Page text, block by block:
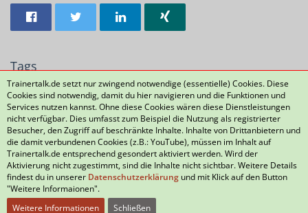
Tags
21
Datenschutzerklärung Kontakt Impressum
Nutzungsbedingungen Häufig gestellte Fragen
Trainertalk.de setzt nur zwingend notwendige (essentielle) Cookies. Diese
Cookies sind notwendig, damit du hier navigieren und die Funktionen und
Services nutzen kannst. Ohne diese Cookies wären diese Dienstleistungen
nicht verfügbar. Dies umfasst zum Beispiel die Nutzung als registrierter
Besucher, den Zugriff auf beschränkte Inhalte. Inhalte von Drittanbietern und
die damit verbundenen Cookies (z.B.: YouTube), müssen im Inhalt auf
Trainertalk.de entsprechend gesondert aktiviert werden. Wird der
Aktivierung nicht zugestimmt, sind die Inhalte nicht sichtbar. Weitere Details
findest du in unserer Datenschutzerklärung und mit Klick auf den Button
"Weitere Informaionen".
Weitere Informationen
Schließen